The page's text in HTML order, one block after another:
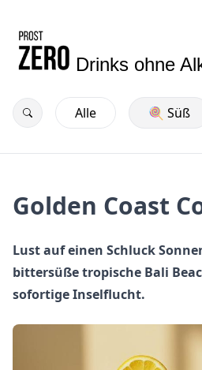
Drinks ohne
Alle 🍭 Süß
Golden Coast
Lust auf einen Schluck
bittersüße tropische Bali
sofortige Inselflucht.